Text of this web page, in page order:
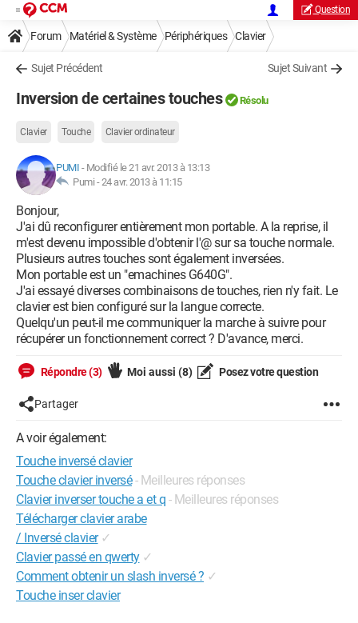
Question
Forum Matériel & Système Périphériques Clavier
Sujet Précédent Sujet Suivant
Inversion de certaines touches Résolu
Clavier Touche Clavier ordinateur
PUMI - Modifié le 21 avr. 2013 à 13:13
Pumi -24 avr. 2013 à 11:15
Bonjour,
J'ai dû reconfigurer entièrement mon portable. A la reprise, il
m'est devenu impossible d'obtenir l'@ sur sa touche normale.
Plusieurs autres touches sont également inversées.
Mon portable est un "emachines G640G".
J'ai essayé diverses combinaisons de touches, rien n'y fait. Le
clavier est bien configuré sur la langue correcte.
Quelqu'un peut-il me communiquer la marche à suivre pour
récupérer un fonctionnement correct ? D'avance, merci.
Répondre (3) Moi aussi (8) Posez votre question
Partager
A voir également:
Touche inversé clavier
Touche clavier inversé - Meilleures réponses
Clavier inverser touche a et q - Meilleures réponses
Télécharger clavier arabe
/ Inversé clavier ✓
Clavier passé en qwerty ✓
Comment obtenir un slash inversé ? ✓
Touche inser clavier